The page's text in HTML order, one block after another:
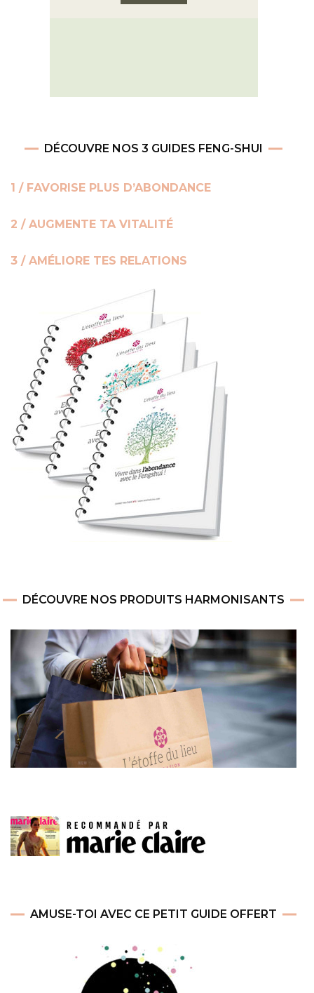
DÉCOUVRE NOS 3 GUIDES FENG-SHUI
1 / FAVORISE PLUS D’ABONDANCE
2 / AUGMENTE TA VITALITÉ
3 / AMÉLIORE TES RELATIONS
DÉCOUVRE NOS PRODUITS HARMONISANTS
AMUSE-TOI AVEC CE PETIT GUIDE OFFERT